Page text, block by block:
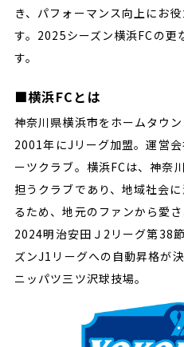
き、パフォーマンス向上にお
す。2025シーズン横浜FCの更
す。
■横浜FCとは
神奈川県横浜市をホームタウ
2001年にJリーグ加盟。運営
ーツクラブ。横浜FCは、神奈
担うクラブであり、地域社会
るため、地元のファンから愛
2024明治安田Ｊ2リーグ第38
ズンJ1リーグへの自動昇格が
ニッパツ三ツ沢球技場。